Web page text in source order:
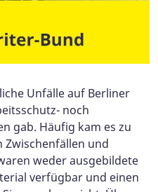
Unfälle auf Berliner
noch
gab. Häufig kam es zu
und
weder ausgebildete
verfügbar und einen